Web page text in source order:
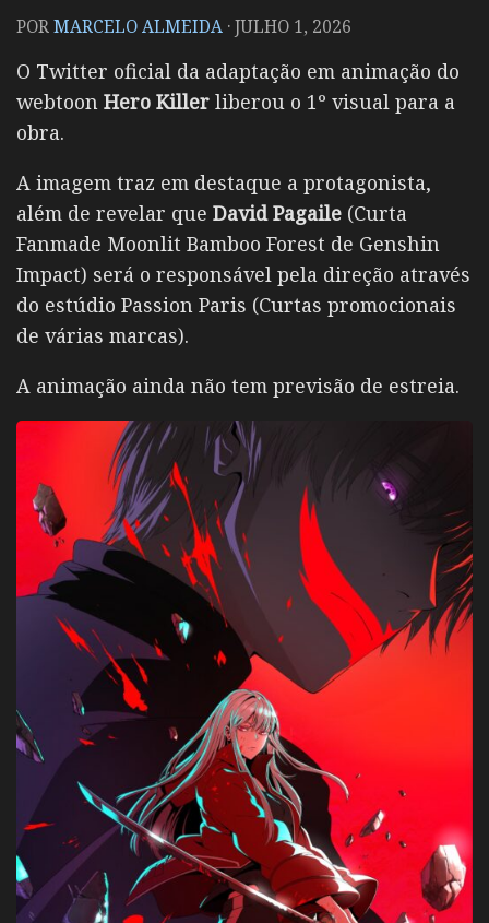
PORMARCELO ALMEIDA ·JULHO 1, 2026
O Twitter oficial da adaptação em animação do
webtoon Hero Killer liberou o 1º visual para a
obra.
A imagem traz em destaque a protagonista,
além de revelar que David Pagaile (Curta
Fanmade Moonlit Bamboo Forest de Genshin
Impact) será o responsável pela direção através
do estúdio Passion Paris (Curtas promocionais
de várias marcas).
A animação ainda não tem previsão de estreia.